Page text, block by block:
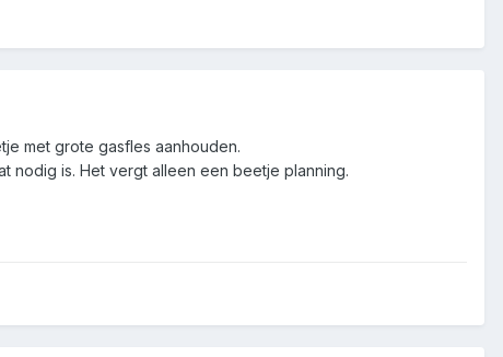
met grote gasfles aanhouden.
nodig is. Het vergt alleen een beetje planning.